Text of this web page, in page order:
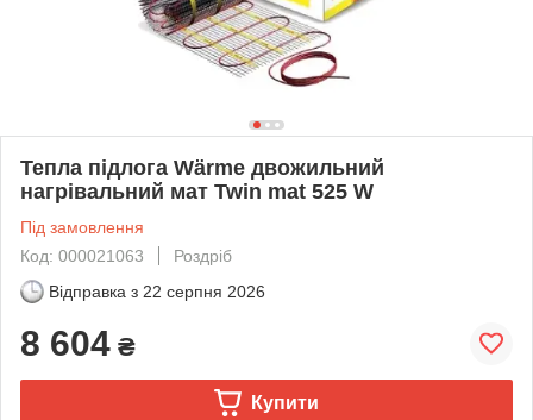
Тепла підлога Wärme двожильний
нагрівальний мат Twin mat 525 W
Під замовлення
Код: 000021063
Роздріб
Відправка з 22 серпня 2026
8 604 ₴
Купити